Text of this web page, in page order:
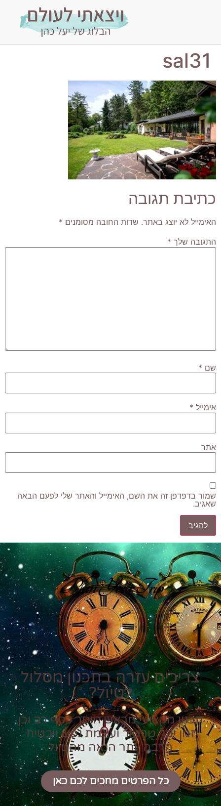
sal31
כתיבת תגובה
האימייל לא יוצג באתר. שדות החובה מסומנים *
התגובה שלך *
שם *
אימייל *
אתר
שמור בדפדפן זה את השם, האימייל והאתר שלי לפעם הבאה
שאגיב.
Plan Your Trip
צריכים עזרה בתכנון מסלול
לטיול?
תכנון מקצועי מראש חוסך כסף רב וכן
זמן יקר טרטור ועוגמת נפש ויבטיח
הרבה יותר הנאה מהטיול
כל הפרטים מחכים לכם כאן